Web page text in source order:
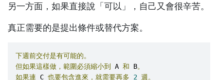
另一方面，如果直接說「可以」，自己又會很辛苦。
真正需要的是提出條件或替代方案。
下週前交付是有可能的。
但如果這樣做，範圍必須縮小到
A 和 B。
如果連 C 也要包含進來，就需要再多 2 週。